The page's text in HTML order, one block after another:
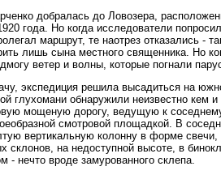
добралась до Ловозера,
года. Но когда исследователи
маршрут, те наотрез отказались -
лишь сына местного священника. Но
ветер и волны, которые погнали
экспедиция решила высадиться на
глухомани обнаружили неизвестно кем
мощеную дорогу, ведущую к
смотровой площадкой. В
вертикальную колонну в форме
склонов, на недоступной высоте, в
- нечто вроде замурованного склепа.